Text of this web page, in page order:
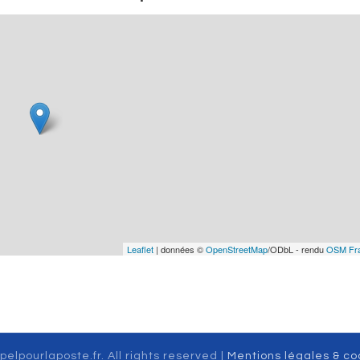
Leaflet | données ©OpenStreetMap/ODbL - renduOSM
All rights reserved | Mentions légales &